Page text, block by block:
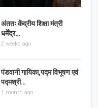
अंततः केंद्रीय शिक्षा मंत्री
धर्मेंद्र…
2 weeks ago
पंडवानी गायिका,पद्म विभूषण एवं
पद्मश्री…
1 month ago